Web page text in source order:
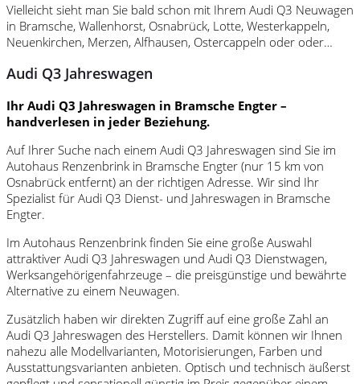
Vielleicht sieht man Sie bald schon mit Ihrem Audi Q3 Neuwagen
in Bramsche, Wallenhorst, Osnabrück, Lotte, Westerkappeln,
Neuenkirchen, Merzen, Alfhausen, Ostercappeln oder oder…
Audi Q3 Jahreswagen
Ihr Audi Q3 Jahreswagen in Bramsche Engter –
handverlesen in jeder Beziehung.
Auf Ihrer Suche nach einem Audi Q3 Jahreswagen sind Sie im
Autohaus Renzenbrink in Bramsche Engter (nur 15 km von
Osnabrück entfernt) an der richtigen Adresse. Wir sind Ihr
Spezialist für Audi Q3 Dienst- und Jahreswagen in Bramsche
Engter.
Im Autohaus Renzenbrink finden Sie eine große Auswahl
attraktiver Audi Q3 Jahreswagen und Audi Q3 Dienstwagen,
Werksangehörigenfahrzeuge – die preisgünstige und bewährte
Alternative zu einem Neuwagen.
Zusätzlich haben wir direkten Zugriff auf eine große Zahl an
Audi Q3 Jahreswagen des Herstellers. Damit können wir Ihnen
nahezu alle Modellvarianten, Motorisierungen, Farben und
Ausstattungsvarianten anbieten. Optisch und technisch äußerst